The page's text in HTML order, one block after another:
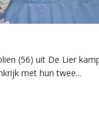
(56) uit De Lier
met hun twee...